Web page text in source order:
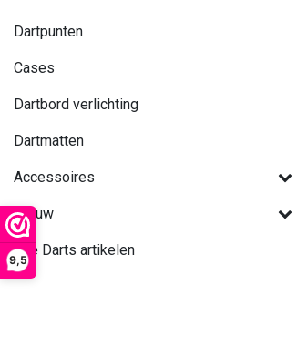
9,5
Dartpunten
Cases
Dartbord verlichting
Dartmatten
Accessoires
Nieuw
Alle Darts artikelen